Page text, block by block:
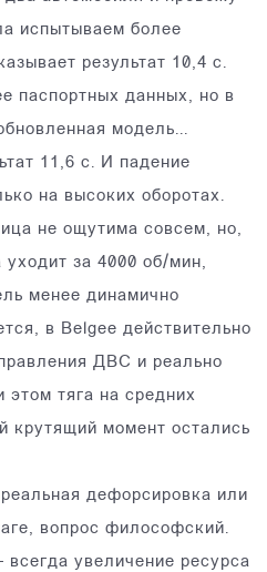
испытываем более
результат 10,4 с.
паспортных данных, но в
модель...
11,6 с. И падение
на высоких оборотах.
не ощутима совсем, но,
уходит за 4000 об/мин,
менее динамично
в Belgee действительно
ДВС и реально
тяга на средних
крутящий момент остались
дефорсировка или
вопрос философский.
увеличение ресурса